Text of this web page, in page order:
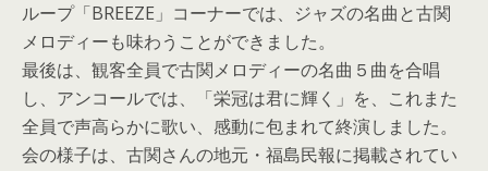
ループ「BREEZE」コーナーでは、ジャズの名曲と古関
メロディーも味わうことができました。
最後は、観客全員で古関メロディーの名曲５曲を合唱
し、アンコールでは、「栄冠は君に輝く」を、これまた
全員で声高らかに歌い、感動に包まれて終演しました。
会の様子は、古関さんの地元・福島民報に掲載されてい